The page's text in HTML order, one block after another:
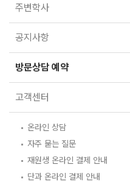
온라인 상담
자주 묻는 질문
재원생 온라인 결제 안내
단과 온라인 결제 안내
마이페이지 안내
주변학사
공지사항
방문상담 예약
고객센터
온라인 상담
자주 묻는 질문
재원생 온라인 결제 안내
단과 온라인 결제 안내